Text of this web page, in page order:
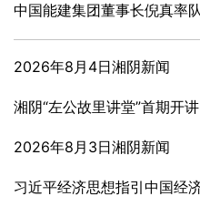
2026年8月4日湘阴新闻
湘阴“左公故里讲堂”首期开讲
2026年8月3日湘阴新闻